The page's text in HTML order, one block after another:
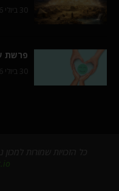
30 ביולי 2026
פרשת
30 ביולי 2026